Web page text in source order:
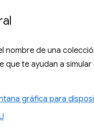
nombre de una
que te ayudan a
gráfica para